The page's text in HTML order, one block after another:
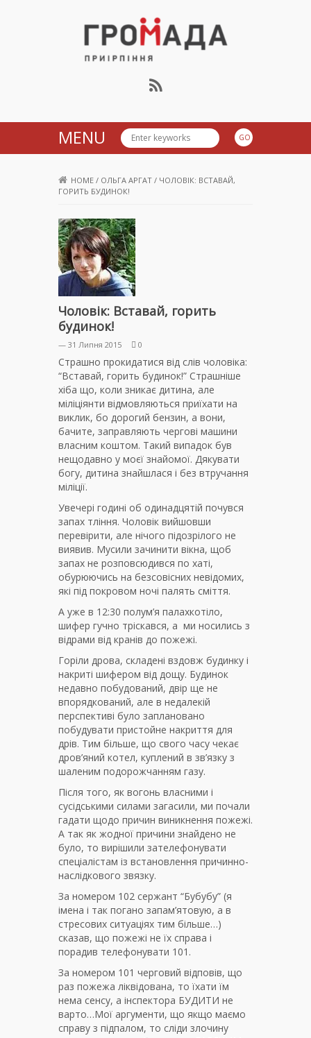
Громада Приірпіння
MENU
HOME / ОЛЬГА АРГАТ / ЧОЛОВІК: ВСТАВАЙ,
ГОРИТЬ БУДИНОК!
Чоловік: Вставай, горить
будинок!
— 31 Липня 2015 0
Страшно прокидатися від слів чоловіка:
“Вставай, горить будинок!” Страшніше
хіба що, коли зникає дитина, але
міліціянти відмовляються приїхати на
виклик, бо дорогий бензин, а вони,
бачите, заправляють чергові машини
власним коштом. Такий випадок був
нещодавно у моєї знайомої. Дякувати
богу, дитина знайшлася і без втручання
міліції.
Увечері годині об одинадцятій почувся
запах тління. Чоловік вийшовши
перевірити, але нічого підозрілого не
виявив. Мусили зачинити вікна, щоб
запах не розповсюдився по хаті,
обурюючись на безсовісних невідомих,
які під покровом ночі палять сміття.
А уже в 12:30 полум’я палахкотіло,
шифер гучно тріскався, а ми носились з
відрами від кранів до пожежі.
Горіли дрова, складені вздовж будинку і
накриті шифером від дощу. Будинок
недавно побудований, двір ще не
впорядкований, але в недалекій
перспективі було заплановано
побудувати пристойне накриття для
дрів. Тим більше, що свого часу чекає
дров’яний котел, куплений в зв’язку з
шаленим подорожчанням газу.
Після того, як вогонь власними і
сусідськими силами загасили, ми почали
гадати щодо причин виникнення пожежі.
А так як жодної причини знайдено не
було, то вирішили зателефонувати
спеціалістам із встановлення причинно-
наслідкового звязку.
За номером 102 сержант “Бубубу” (я
імена і так погано запам’ятовую, а в
стресових ситуаціях тим більше…)
сказав, що пожежі не їх справа і
порадив телефонувати 101.
За номером 101 черговий відповів, що
раз пожежа ліквідована, то їхати їм
нема сенсу, а інспектора БУДИТИ не
варто…Мої аргументи, що якщо маємо
справу з підпалом, то сліди злочину